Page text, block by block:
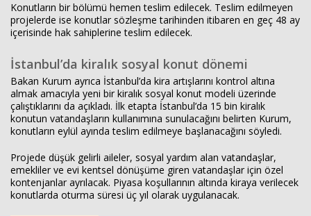
Konutların bir bölümü hemen teslim edilecek. Teslim edilmeyen
projelerde ise konutlar sözleşme tarihinden itibaren en geç 48 ay
içerisinde hak sahiplerine teslim edilecek.
İstanbul’da kiralık sosyal konut dönemi
Bakan Kurum ayrıca İstanbul’da kira artışlarını kontrol altına
almak amacıyla yeni bir kiralık sosyal konut modeli üzerinde
çalıştıklarını da açıkladı. İlk etapta İstanbul’da 15 bin kiralık
konutun vatandaşların kullanımına sunulacağını belirten Kurum,
konutların eylül ayında teslim edilmeye başlanacağını söyledi.
Projede düşük gelirli aileler, sosyal yardım alan vatandaşlar,
emekliler ve evi kentsel dönüşüme giren vatandaşlar için özel
kontenjanlar ayrılacak. Piyasa koşullarının altında kiraya verilecek
konutlarda oturma süresi üç yıl olarak uygulanacak.